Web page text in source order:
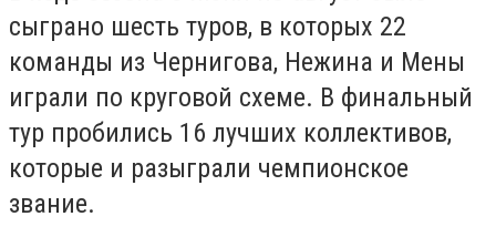
сыграно шесть туров, в которых 22
команды из Чернигова, Нежина и Мены
играли по круговой схеме. В финальный
тур пробились 16 лучших коллективов,
которые и разыграли чемпионское
звание.